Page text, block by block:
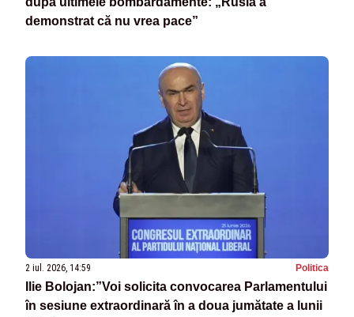
demonstrat că nu vrea pace”
2 iul. 2026, 14:59 Politica
Ilie Bolojan:”Voi solicita convocarea Parlamentului
în sesiune extraordinară în a doua jumătate a lunii